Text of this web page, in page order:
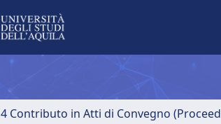
4 Contributo in Atti di Convegno